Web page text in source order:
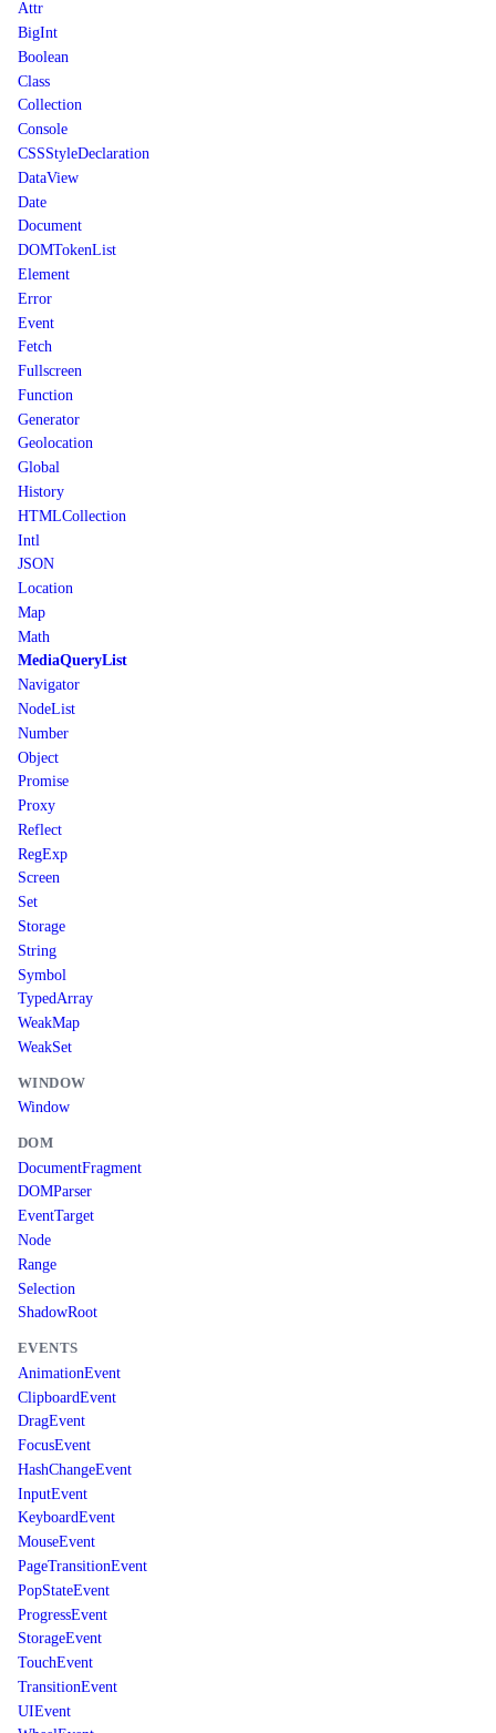
Attr
BigInt
Boolean
Class
Collection
Console
CSSStyleDeclaration
DataView
Date
Document
DOMTokenList
Element
Error
Event
Fetch
Fullscreen
Function
Generator
Geolocation
Global
History
HTMLCollection
Intl
JSON
Location
Map
Math
MediaQueryList
Navigator
NodeList
Number
Object
Promise
Proxy
Reflect
RegExp
Screen
Set
Storage
String
Symbol
TypedArray
WeakMap
WeakSet
WINDOW
Window
DOM
DocumentFragment
DOMParser
EventTarget
Node
Range
Selection
ShadowRoot
EVENTS
AnimationEvent
ClipboardEvent
DragEvent
FocusEvent
HashChangeEvent
InputEvent
KeyboardEvent
MouseEvent
PageTransitionEvent
PopStateEvent
ProgressEvent
StorageEvent
TouchEvent
TransitionEvent
UIEvent